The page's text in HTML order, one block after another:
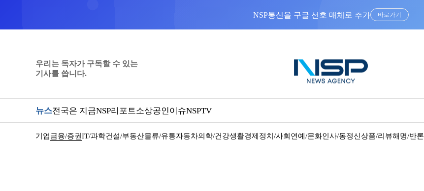
NSP통신을 구글 선호 매체로 추가 바로가기
우리는 독자가 구독할 수 있는
기사를 씁니다.
뉴스전국은 지금NSP리포트소상공인이슈NSPTV
기업금융/증권IT/과학건설/부동산물류/유통자동차의학/건강생활경제 정치/사회 연예/문화인사/동정신상품/리뷰해명/반론